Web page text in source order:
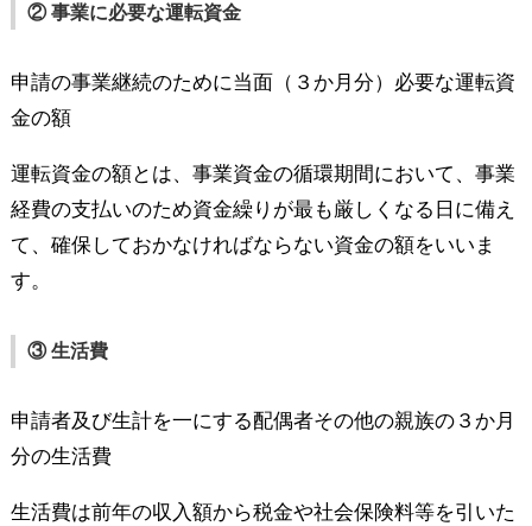
② 事業に必要な運転資金
申請の事業継続のために当面（３か月分）必要な運転資
金の額
運転資金の額とは、事業資金の循環期間において、事業
経費の支払いのため資金繰りが最も厳しくなる日に備え
て、確保しておかなければならない資金の額をいいま
す。
③ 生活費
申請者及び生計を一にする配偶者その他の親族の３か月
分の生活費
生活費は前年の収入額から税金や社会保険料等を引いた